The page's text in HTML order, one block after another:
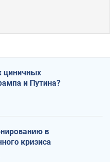
циничных
и Путина?
в
кризиса